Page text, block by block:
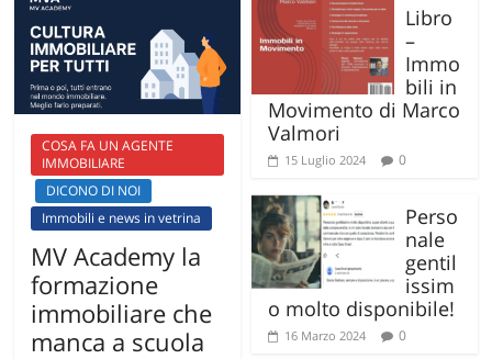
COSA FA UN AGENTE
IMMOBILIARE
DICONO DI NOI
Immobili e news in vetrina
MV Academy la
formazione
immobiliare che
manca a scuola
Libro
–
Immo
bili in
Movimento di Marco
Valmori
15 Luglio 2024 0
Perso
nale
gentil
issim
o molto disponibile!
16 Marzo 2024 0